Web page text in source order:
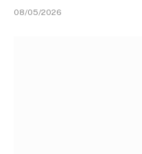
08/05/2026